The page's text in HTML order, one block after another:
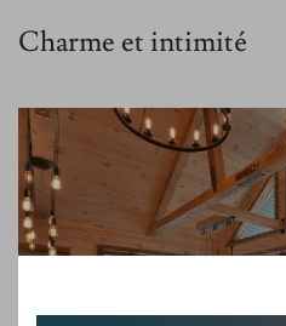
Charme et intimité